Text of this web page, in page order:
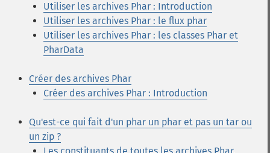
Utiliser les archives Phar : Introduction
Utiliser les archives Phar : le flux phar
Utiliser les archives Phar : les classes Phar et
PharData
Créer des archives Phar
Créer des archives Phar : Introduction
Qu'est-ce qui fait d'un phar un phar et pas un tar ou
un zip ?